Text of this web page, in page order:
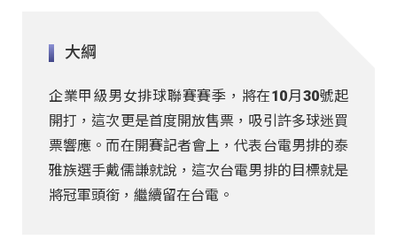
大綱
企業甲級男女排球聯賽賽季，將在10月30號起
開打，這次更是首度開放售票，吸引許多球迷買
票響應。而在開賽記者會上，代表台電男排的泰
雅族選手戴儒謙就說，這次台電男排的目標就是
將冠軍頭銜，繼續留在台電。